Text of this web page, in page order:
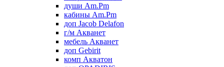
души Am.Pm
кабины Am.Pm
доп Jacob Delafon
г/м Акванет
мебель Акванет
доп Gebirit
комп Акватон